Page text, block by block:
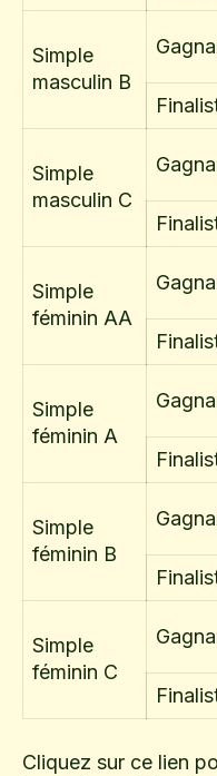
Simple
masculin B
Simple
masculin C
Simple
féminin AA
Simple
féminin A
Simple
féminin B
Simple
féminin C
Cliquez sur ce lien